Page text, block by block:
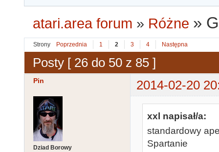
atari.area forum » Różne »
Strony Poprzednia 1 2 3 4 Następna
Posty [ 26 do 50 z 85 ]
Pin 2014-02-20
Dziad Borowy
xxl napisał/a:
standardowy
Spartanie